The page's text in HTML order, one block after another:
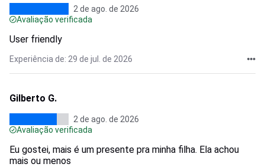
2 de ago. de 2026
Avaliação verificada
User friendly
Experiência de: 29 de jul. de 2026
Gilberto G.
2 de ago. de 2026
Avaliação verificada
Eu gostei, mais é um presente pra minha filha. Ela achou
mais ou menos